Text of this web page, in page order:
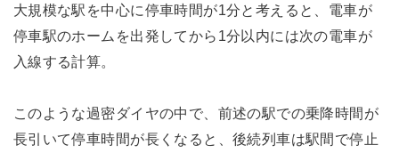
大規模な駅を中心に停車時間が1分と考えると、電車が
停車駅のホームを出発してから1分以内には次の電車が
入線する計算。
このような過密ダイヤの中で、前述の駅での乗降時間が
長引いて停車時間が長くなると、後続列車は駅間で停止